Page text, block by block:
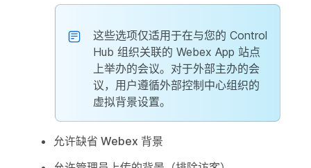
这些选项仅适用于在与您的 Control
Hub 组织关联的 Webex App 站点
上举办的会议。对于外部主办的会
议，用户遵循外部控制中心组织的
虚拟背景设置。
允许缺省 Webex 背景